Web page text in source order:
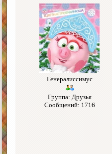
Генералиссимус
Группа: Друзья
Сообщений: 1716